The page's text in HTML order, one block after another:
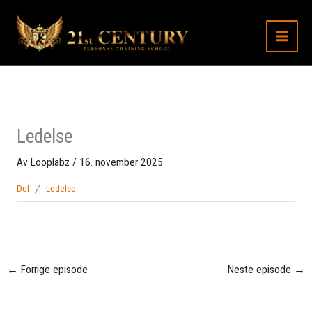
innhold
Ledelse
Av Looplabz / 16. november 2025
Del Ledelse
← Forrige episode Neste episode →